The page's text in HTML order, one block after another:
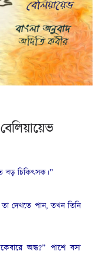
বড় চিকিৎসক।”
দেখতে পান, তখন তিনি
অন্ধ?” পাশে বসা